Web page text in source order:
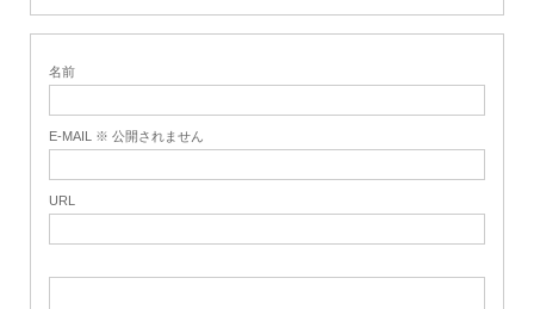
名前
E-MAIL ※ 公開されません
URL